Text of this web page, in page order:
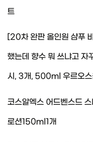
트
[20차 완판 올인원 샴푸
했는데 향수 뭐 쓰냐고 자
시, 3개, 500ml 우르오스
코스알엑스 어드벤스드
로션150ml1개